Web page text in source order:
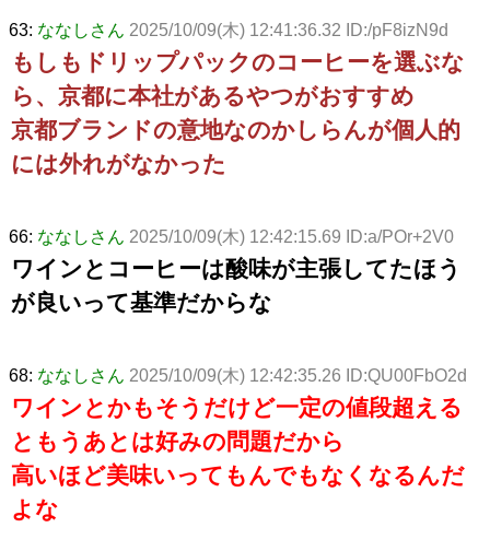
63: ななしさん 2025/10/09(木) 12:41:36.32 ID:/pF8izN9d
もしもドリップパックのコーヒーを選ぶな
ら、京都に本社があるやつがおすすめ
京都ブランドの意地なのかしらんが個人的
には外れがなかった
66: ななしさん 2025/10/09(木) 12:42:15.69 ID:a/POr+2V0
ワインとコーヒーは酸味が主張してたほう
が良いって基準だからな
68: ななしさん 2025/10/09(木) 12:42:35.26 ID:QU00FbO2d
ワインとかもそうだけど一定の値段超える
ともうあとは好みの問題だから
高いほど美味いってもんでもなくなるんだ
よな